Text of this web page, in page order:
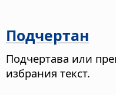
Подчертан
Подчертава или
избрания текст.